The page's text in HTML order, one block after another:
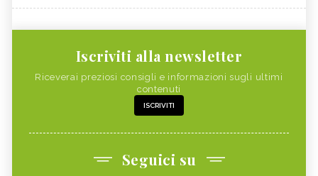
Iscriviti alla newsletter
Riceverai preziosi consigli e informazioni sugli ultimi
contenuti
ISCRIVITI
Seguici su